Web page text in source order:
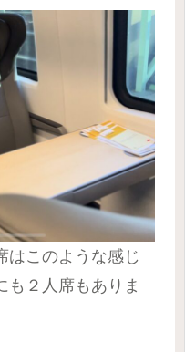
はこのような感じ
も２人席もありま